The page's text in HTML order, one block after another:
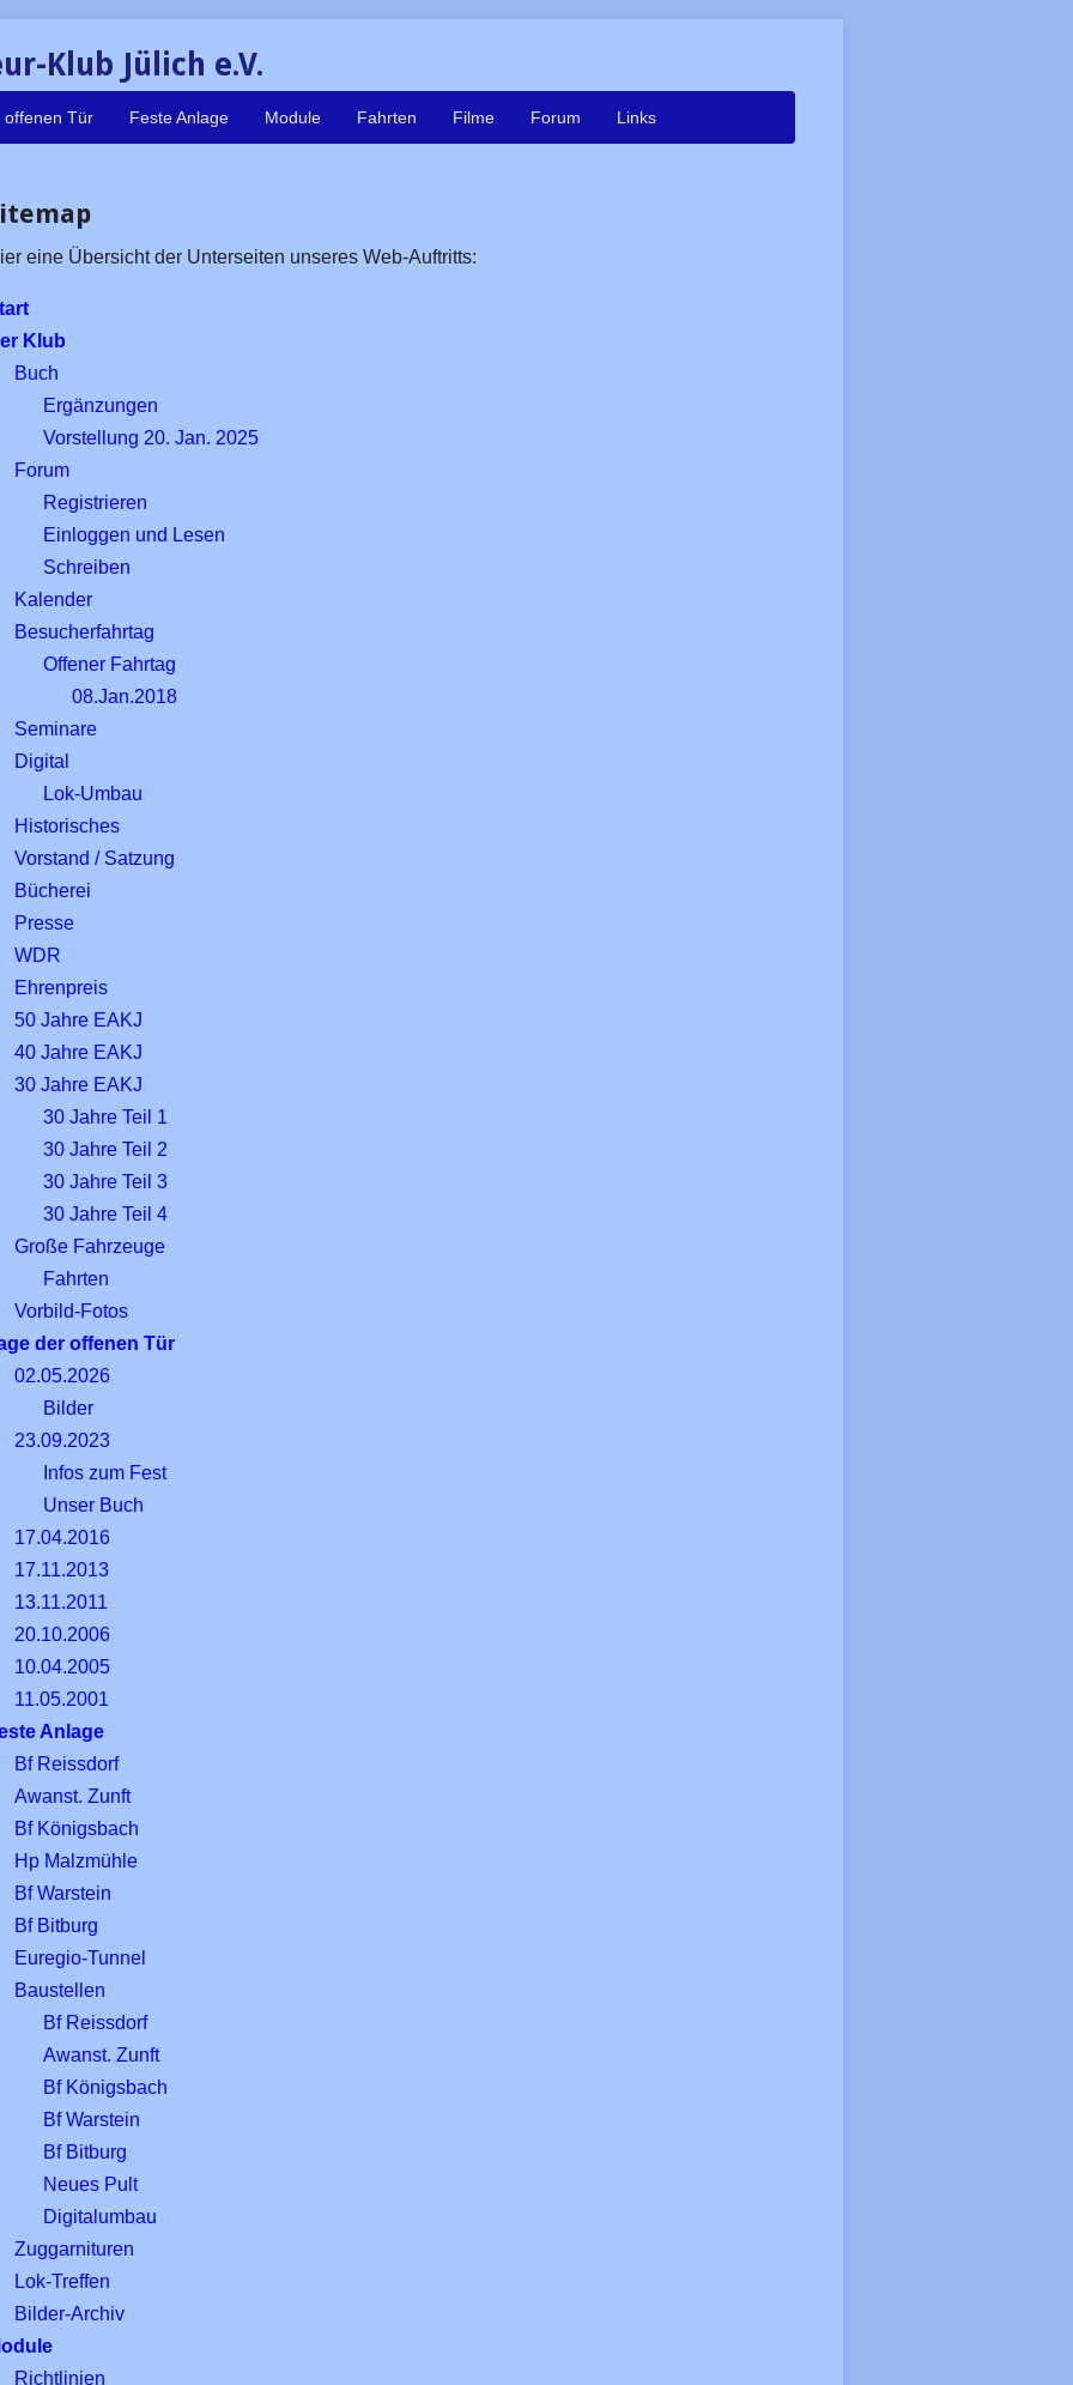
Klub Jülich e.V.
offenen Tür Feste Anlage Module Fahrten Filme Forum Links
eine Übersicht der Unterseiten unseres Web-Auftritts:
Klub
Buch
Ergänzungen
Vorstellung 20. Jan. 2025
Forum
Registrieren
Einloggen und Lesen
Schreiben
Kalender
Besucherfahrtag
Offener Fahrtag
08.Jan.2018
Seminare
Digital
Lok-Umbau
Historisches
Vorstand / Satzung
Bücherei
Presse
WDR
Ehrenpreis
50 Jahre EAKJ
40 Jahre EAKJ
30 Jahre EAKJ
30 Jahre Teil 1
30 Jahre Teil 2
30 Jahre Teil 3
30 Jahre Teil 4
Große Fahrzeuge
Fahrten
Vorbild-Fotos
der offenen Tür
02.05.2026
Bilder
23.09.2023
Infos zum Fest
Unser Buch
17.04.2016
17.11.2013
13.11.2011
20.10.2006
10.04.2005
11.05.2001
Anlage
Bf Reissdorf
Awanst. Zunft
Bf Königsbach
Hp Malzmühle
Bf Warstein
Bf Bitburg
Euregio-Tunnel
Baustellen
Bf Reissdorf
Awanst. Zunft
Bf Königsbach
Bf Warstein
Bf Bitburg
Neues Pult
Digitalumbau
Zuggarnituren
Lok-Treffen
Bilder-Archiv
Richtlinien